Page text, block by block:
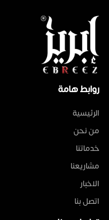
روابط هامة
الرئيسية
من نحن
خدماتنا
مشاريعنا
الاخبار
اتصل بنا